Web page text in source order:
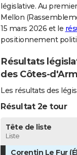
législative. Au
Mellon
15 mars 2026 et le
positionnement
Résultats
des Côtes-
Les résultats des
Résultat 2e tour
Tête de liste
Liste
Corentin Le Fur